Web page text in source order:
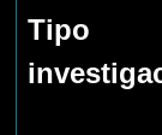
Tipo